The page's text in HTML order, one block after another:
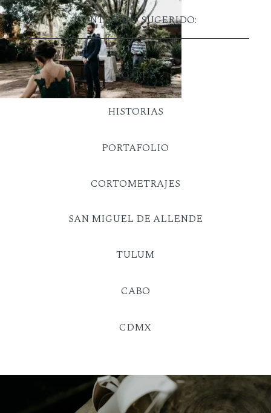
CONTENIDO SUGERIDO:
ACERCA
SAN MIGUEL DE ALLENDE
HISTORIAS
TULUM
PORTAFOLIO
CABO
CDMX
CORTOMETRAJES